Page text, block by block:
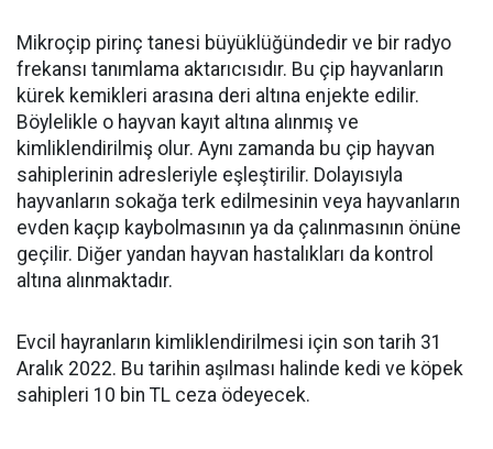
Mikroçip pirinç tanesi büyüklüğündedir ve bir radyo
frekansı tanımlama aktarıcısıdır. Bu çip hayvanların
kürek kemikleri arasına deri altına enjekte edilir.
Böylelikle o hayvan kayıt altına alınmış ve
kimliklendirilmiş olur. Aynı zamanda bu çip hayvan
sahiplerinin adresleriyle eşleştirilir. Dolayısıyla
hayvanların sokağa terk edilmesinin veya hayvanların
evden kaçıp kaybolmasının ya da çalınmasının önüne
geçilir. Diğer yandan hayvan hastalıkları da kontrol
altına alınmaktadır.
Evcil hayranların kimliklendirilmesi için son tarih 31
Aralık 2022. Bu tarihin aşılması halinde kedi ve köpek
sahipleri 10 bin TL ceza ödeyecek.